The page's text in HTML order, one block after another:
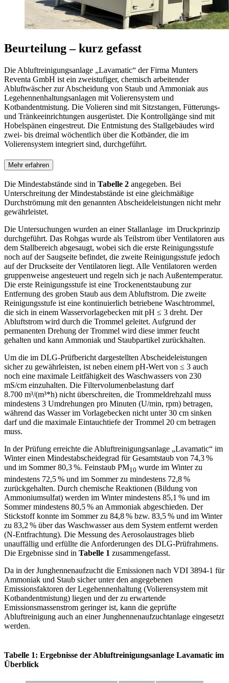
Beurteilung – kurz gefasst
Die Abluftreinigungsanlage „Lavamatic“ der Firma Munters
Reventa GmbH ist ein zweistufiger, chemisch arbeitender
Abluftwäscher zur Abscheidung von Staub und Ammoniak aus
Legehennenhaltungsanlagen mit Volierensystem und
Kotbandentmistung. Die Volieren sind mit Sitzstangen, Fütterungs-
und Tränkeeinrichtungen ausgerüstet. Die Kontrollgänge sind mit
Hobelspänen eingestreut. Die Entmistung des Stallgebäudes wird
zwei- bis dreimal wöchentlich über die Kotbänder, die im
Volierensystem integriert sind, durchgeführt.
Mehr erfahren
Die Mindestabstände sind in Tabelle 2 angegeben. Bei
Unterschreitung der Mindestabstände ist eine gleichmäßige
Durchströmung mit den genannten Abscheideleistungen nicht mehr
gewährleistet.
Die Untersuchungen wurden an einer Stallanlage im Druckprinzip
durchgeführt. Das Rohgas wurde als Teilstrom über Ventilatoren aus
dem Stallbereich abgesaugt, wobei sich die erste Reinigungsstufe
noch auf der Saugseite befindet, die zweite Reinigungsstufe jedoch
auf der Druckseite der Ventilatoren liegt. Alle Ventilatoren werden
gruppenweise angesteuert und regeln sich je nach Außentemperatur.
Die erste Reinigungsstufe ist eine Trockenentstaubung zur
Entfernung des groben Staub aus dem Abluftstrom. Die zweite
Reinigungsstufe ist eine kontinuierlich betriebene Waschtrommel,
die sich in einem Wasservorlagebecken mit pH ≤ 3 dreht. Der
Abluftstrom wird durch die Trommel geleitet. Aufgrund der
permanenten Drehung der Trommel wird diese immer feucht
gehalten und kann Ammoniak und Staubpartikel zurückhalten.
Um die im DLG-Prüfbericht dargestellten Abscheideleistungen
sicher zu gewährleisten, ist neben einem pH-Wert von ≤ 3 auch
noch eine maximale Leitfähigkeit des Waschwassers von 230
mS/cm einzuhalten. Die Filtervolumenbelastung darf
8.700 m³/(m³*h) nicht überschreiten, die Trommeldrehzahl muss
mindestens 3 Umdrehungen pro Minuten (U/min, rpm) betragen,
während das Wasser im Vorlagebecken nicht unter 30 cm sinken
darf und die maximale Eintauchtiefe der Trommel 20 cm betragen
muss.
In der Prüfung erreichte die Abluftreinigungsanlage „Lavamatic“ im
Winter einen Mindestabscheidegrad für Gesamtstaub von 74,3 %
und im Sommer 80,3 %. Feinstaub PM10 wurde im Winter zu
mindestens 72,5 % und im Sommer zu mindestens 72,8 %
zurückgehalten. Durch chemische Reaktionen (Bildung von
Ammoniumsulfat) werden im Winter mindestens 85,1 % und im
Sommer mindestens 80,5 % an Ammoniak abgeschieden. Der
Stickstoff konnte im Sommer zu 84,8 % bzw. 83,5 % und im Winter
zu 83,2 % über das Waschwasser aus dem System entfernt werden
(N-Entfrachtung). Die Messung des Aerosolaustrages blieb
unauffällig und erfüllte die Anforderungen des DLG-Prüfrahmens.
Die Ergebnisse sind in Tabelle 1 zusammengefasst.
Da in der Junghennenaufzucht die Emissionen nach VDI 3894-1 für
Ammoniak und Staub sicher unter den angegebenen
Emissionsfaktoren der Legehennenhaltung (Volierensystem mit
Kotbandentmistung) liegen und der zu erwartende
Emissionsmassenstrom geringer ist, kann die geprüfte
Abluftreinigung auch an einer Junghennenaufzuchtanlage eingesetzt
werden.
Tabelle 1: Ergebnisse der Abluftreinigungsanlage Lavamatic im
Überblick